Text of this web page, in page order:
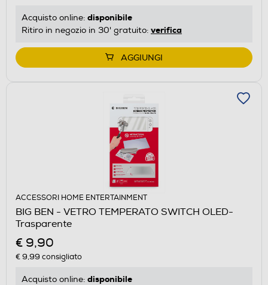
Acquisto online: disponibile
Ritiro in negozio in 30' gratuito: verifica
AGGIUNGI
ACCESSORI HOME ENTERTAINMENT
BIG BEN - VETRO TEMPERATO SWITCH OLED-
Trasparente
€ 9,90
€ 9,99 consigliato
Acquisto online: disponibile